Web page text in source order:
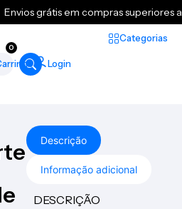
Envios grátis em compras superiores a
0
Login
Categorias
Descrição
Informação adicional
DESCRIÇÃO